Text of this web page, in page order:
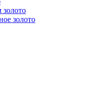
золото
золото